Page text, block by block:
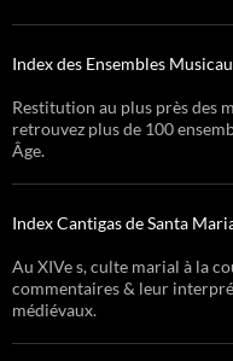
Index des Ensembles
Restitution au plus près des
retrouvez plus de 100
Âge.
Index Cantigas de Santa
Au XIVe s, culte marial à la
commentaires & leur
médiévaux.